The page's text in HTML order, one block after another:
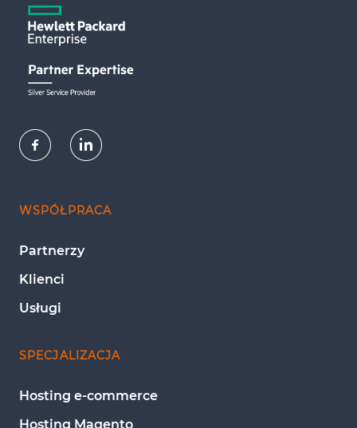
WSPÓŁPRACA
Partnerzy
Klienci
Usługi
SPECJALIZACJA
Hosting e-commerce
Hosting Magento